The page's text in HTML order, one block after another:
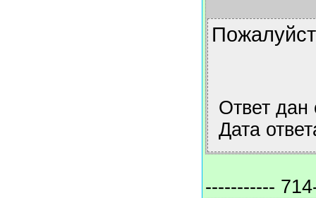
Ответ дан
Дата
-----------